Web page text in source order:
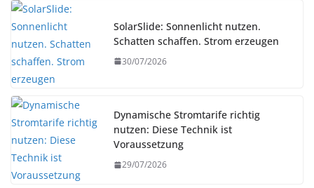
SolarSlide: Sonnenlicht nutzen.
Schatten schaffen. Strom erzeugen
30/07/2026
Dynamische Stromtarife richtig
nutzen: Diese Technik ist
Voraussetzung
29/07/2026